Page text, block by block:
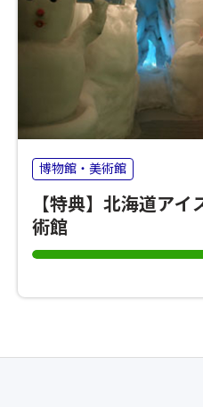
博物館・美術館
【特典】北海道ア
術館